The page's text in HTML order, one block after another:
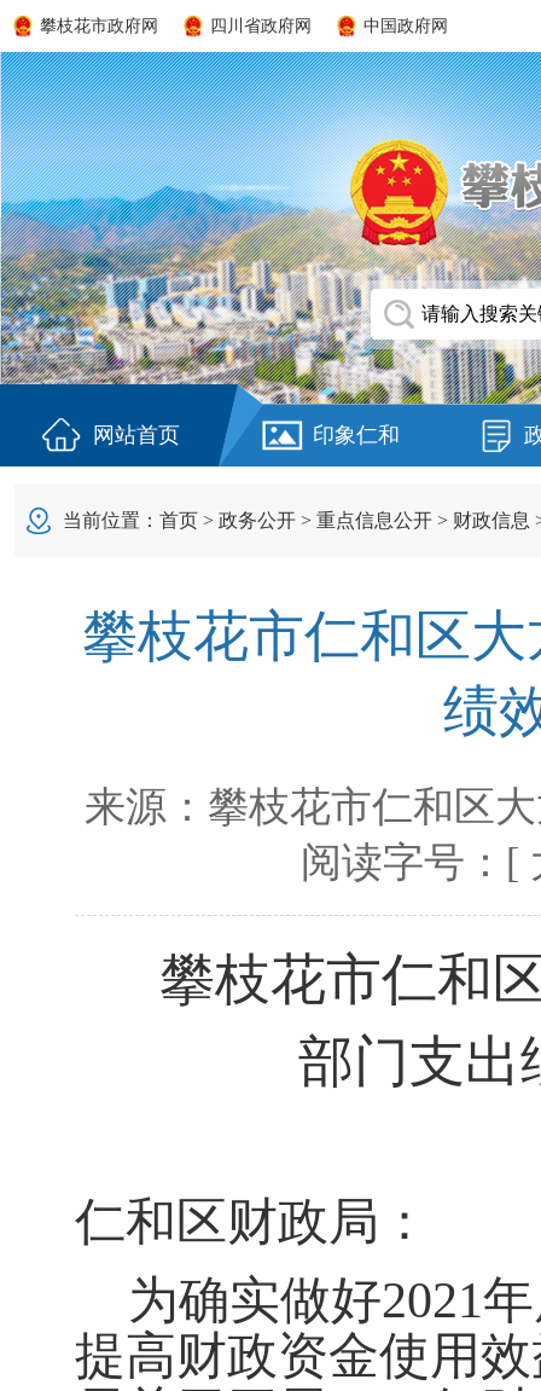
攀枝花市政府网 四川省政府网 中国政府网
网站首页 印象仁和
当前位置： 首页 > 政务公开 > 重点信息公开 > 财政信息
攀枝花市仁和区
绩
来源： 攀枝花市仁和区
阅读字号：[
攀枝花市仁和
部门支出
仁和区财政局：
为确实做好2021
提高财政资金使用